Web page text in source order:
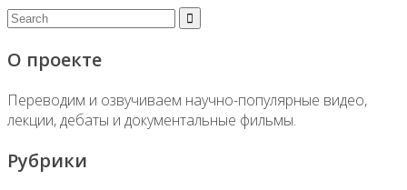
О проекте
Переводим и озвучиваем научно-популярные видео,
лекции, дебаты и документальные фильмы.
Рубрики